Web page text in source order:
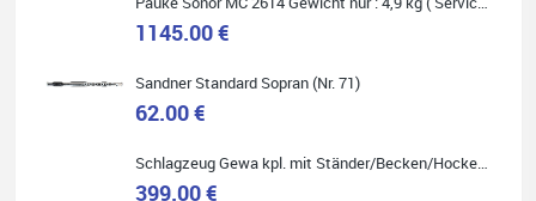
Marie-Luise Mroß
worden. Ich würde den Besuch im Musikgeschäft Stöppel jedem
1145.00 €
Sandner Standard Sopran (Nr. 71)
62.00 €
Schlagzeug Gewa kpl. mit Ständer/Becken/Hocker DER RENNER ! (Service Preis inkl. Werkstatt Service)
399.00 €